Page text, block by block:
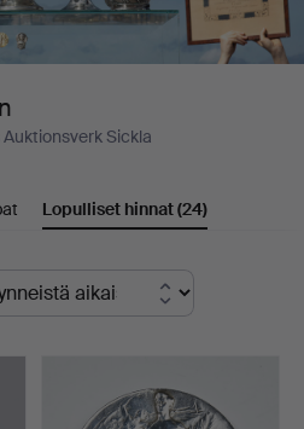
Auktionsverk Sickla
Lopulliset hinnat(24)